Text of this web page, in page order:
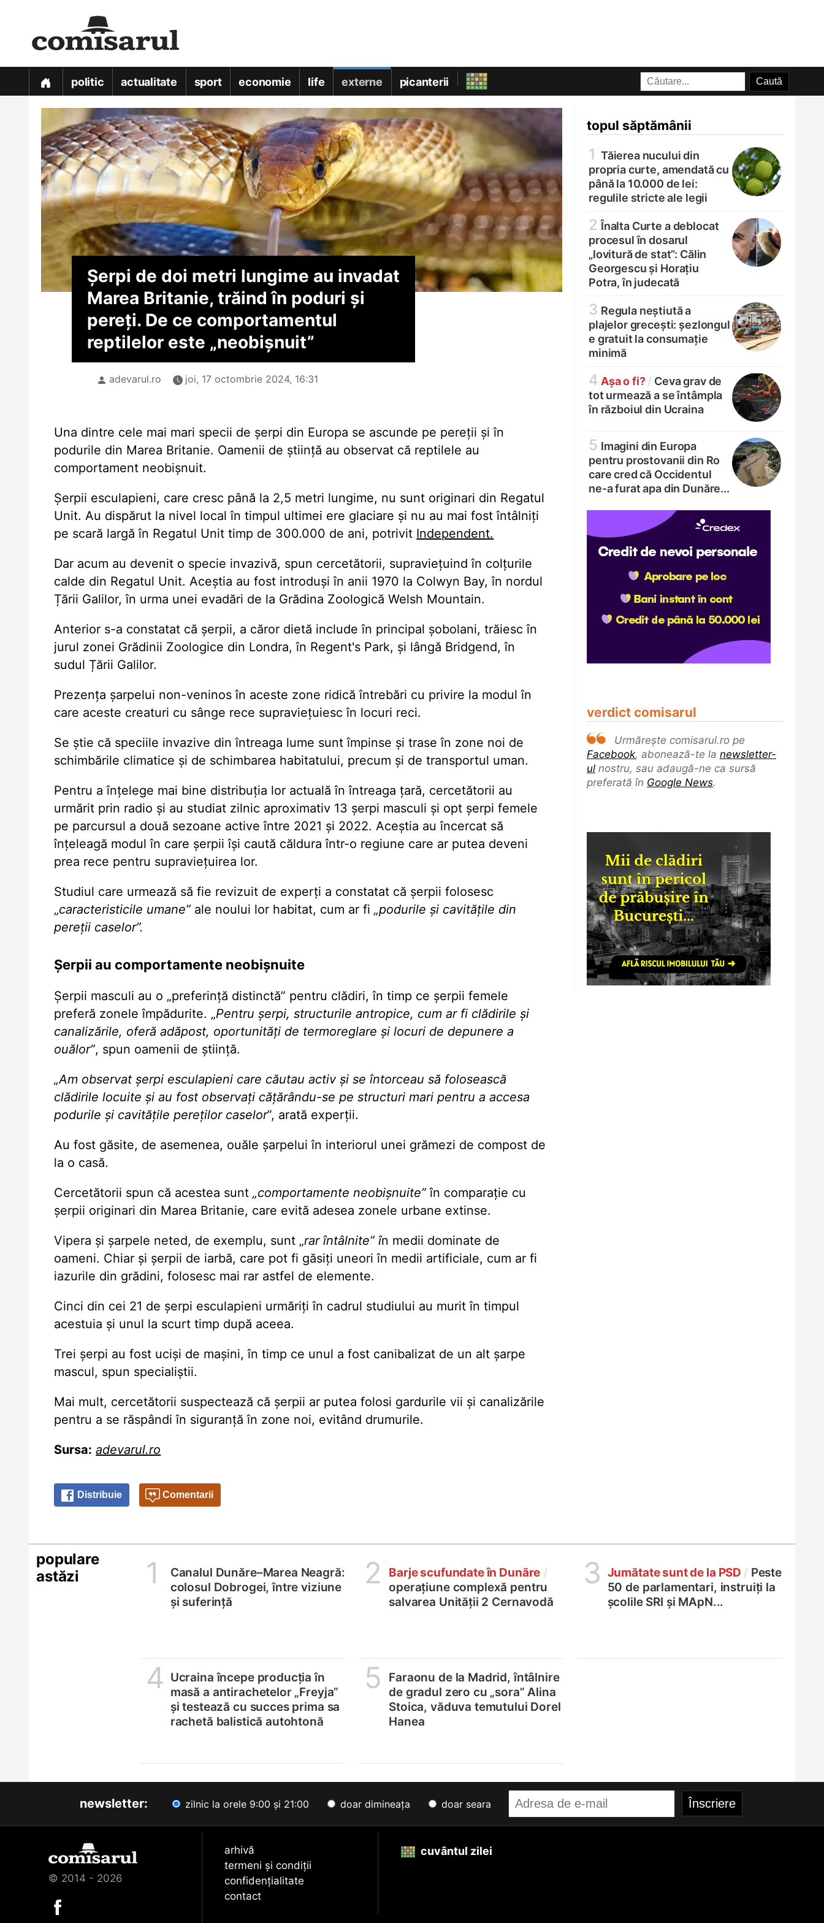
politic actualitate sport economie life externe picanterii
topul săptămânii
1 Tăierea nucului din
propria curte, amendată cu
până la 10.000 de lei:
regulile stricte ale legii
2 Înalta Curte a deblocat
procesul în dosarul
„lovitură de stat”: Călin
Georgescu și Horațiu
Potra, în judecată
3 Regula neștiută a
plajelor grecești: șezlongul
e gratuit la consumație
minimă
4 Așa o fi? / Ceva grav de
tot urmează a se întâmpla
în războiul din Ucraina
5 Imagini din Europa
pentru prostovanii din Ro
care cred că Occidentul
ne-a furat apa din Dunăre...
verdict comisarul
Urmărește comisarul.ro pe
Facebook, abonează-te la newsletter-
ul nostru, sau adaugă-ne ca sursă
preferată în Google News.
Șerpi de doi metri lungime au invadat
Marea Britanie, trăind în poduri și
pereți. De ce comportamentul
reptilelor este „neobișnuit”
adevarul.ro joi, 17 octombrie 2024, 16:31
Una dintre cele mai mari specii de șerpi din Europa se ascunde pe pereții și în
podurile din Marea Britanie. Oamenii de știință au observat că reptilele au
comportament neobișnuit.
Șerpii esculapieni, care cresc până la 2,5 metri lungime, nu sunt originari din Regatul
Unit. Au dispărut la nivel local în timpul ultimei ere glaciare și nu au mai fost întâlniți
pe scară largă în Regatul Unit timp de 300.000 de ani, potrivit Independent.
Dar acum au devenit o specie invazivă, spun cercetătorii, supraviețuind în colțurile
calde din Regatul Unit. Aceștia au fost introduși în anii 1970 la Colwyn Bay, în nordul
Țării Galilor, în urma unei evadări de la Grădina Zoologică Welsh Mountain.
Anterior s-a constatat că șerpii, a căror dietă include în principal șobolani, trăiesc în
jurul zonei Grădinii Zoologice din Londra, în Regent's Park, și lângă Bridgend, în
sudul Țării Galilor.
Prezența șarpelui non-veninos în aceste zone ridică întrebări cu privire la modul în
care aceste creaturi cu sânge rece supraviețuiesc în locuri reci.
Se știe că speciile invazive din întreaga lume sunt împinse și trase în zone noi de
schimbările climatice și de schimbarea habitatului, precum și de transportul uman.
Pentru a înțelege mai bine distribuția lor actuală în întreaga țară, cercetătorii au
urmărit prin radio și au studiat zilnic aproximativ 13 șerpi masculi și opt șerpi femele
pe parcursul a două sezoane active între 2021 și 2022. Aceștia au încercat să
înțeleagă modul în care șerpii își caută căldura într-o regiune care ar putea deveni
prea rece pentru supraviețuirea lor.
Studiul care urmează să fie revizuit de experți a constatat că șerpii folosesc
„caracteristicile umane” ale noului lor habitat, cum ar fi„podurile și cavitățile din
pereții caselor”.
Șerpii au comportamente neobișnuite
Șerpii masculi au o „preferință distinctă” pentru clădiri, în timp ce șerpii femele
preferă zonele împădurite. „Pentru șerpi, structurile antropice, cum ar fi clădirile și
canalizările, oferă adăpost, oportunități de termoreglare și locuri de depunere a
ouălor”, spun oamenii de știință.
„Am observat șerpi esculapieni care căutau activ și se întorceau să folosească
clădirile locuite și au fost observați cățărându-se pe structuri mari pentru a accesa
podurile și cavitățile pereților caselor”, arată experții.
Au fost găsite, de asemenea, ouăle șarpelui în interiorul unei grămezi de compost de
la o casă.
Cercetătorii spun că acestea sunt„comportamente neobișnuite” în comparație cu
șerpii originari din Marea Britanie, care evită adesea zonele urbane extinse.
Vipera și șarpele neted, de exemplu, sunt „rar întâlnite” în medii dominate de
oameni. Chiar și șerpii de iarbă, care pot fi găsiți uneori în medii artificiale, cum ar fi
iazurile din grădini, folosesc mai rar astfel de elemente.
Cinci din cei 21 de șerpi esculapieni urmăriți în cadrul studiului au murit în timpul
acestuia și unul la scurt timp după aceea.
Trei șerpi au fost uciși de mașini, în timp ce unul a fost canibalizat de un alt șarpe
mascul, spun specialiștii.
Mai mult, cercetătorii suspectează că șerpii ar putea folosi gardurile vii și canalizările
pentru a se răspândi în siguranță în zone noi, evitând drumurile.
Sursa: adevarul.ro
Distribuie Comentarii
populare
astăzi
1
Canalul Dunăre–Marea Neagră:
colosul Dobrogei, între viziune
și suferință
2 Barje scufundate în Dunăre /
operațiune complexă pentru
salvarea Unității 2 Cernavodă
3 Jumătate sunt de la PSD / Peste
50 de parlamentari, instruiți la
școlile SRI și MApN...
4 Ucraina începe producția în
masă a antirachetelor „Freyja”
și testează cu succes prima sa
rachetă balistică autohtonă
5
Faraonu de la Madrid, întâlnire
de gradul zero cu „sora” Alina
Stoica, văduva temutului Dorel
Hanea
newsletter: zilnic la orele 9:00 și 21:00 doar dimineața doar seara
© 2014 - 2026
arhivă
termeni și condiții
confidențialitate
contact
cuvântul zilei